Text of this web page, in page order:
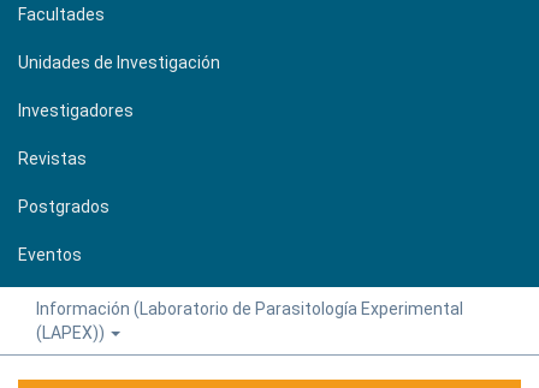
Facultades
Unidades de Investigación
Investigadores
Revistas
Postgrados
Eventos
Información (Laboratorio de Parasitología Experimental
(LAPEX))